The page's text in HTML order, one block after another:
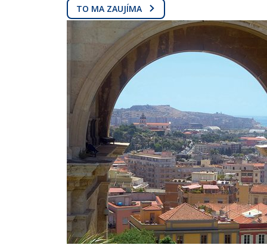
TO MA ZAUJÍMA